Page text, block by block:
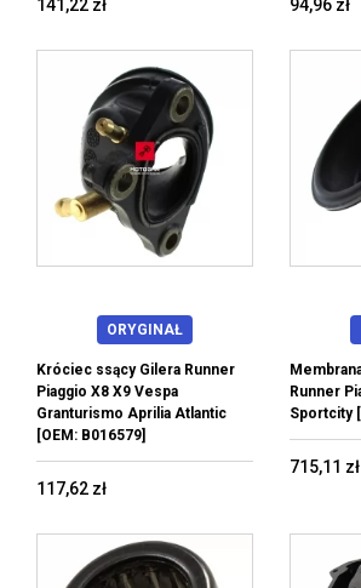
141,22 zł 94,96 zł
ORYGINAŁ
Króciec ssący Gilera Runner
Piaggio X8 X9 Vespa
Granturismo Aprilia Atlantic
[OEM: B016579]
117,62 zł
Runner
Sportcity
715,11 zł